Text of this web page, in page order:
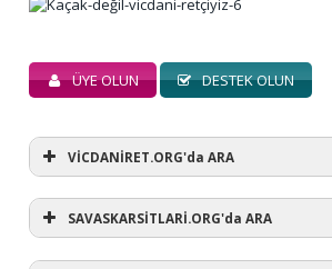
ÜYE OLUN DESTEK OLUN
VİCDANİRET.ORG'da ARA
SAVASKARSİTLARİ.ORG'da ARA